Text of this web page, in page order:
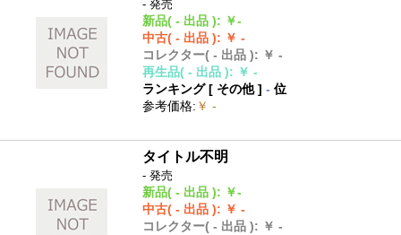
- 発売
新品( - 出品 ): ￥-
中古( - 出品 ): ￥ -
コレクター( - 出品 ): ￥ -
再生品( - 出品 ): ￥ -
ランキング [ その他]- 位
参考価格: ￥ -
タイトル不明
- 発売
新品( - 出品 ): ￥-
中古( - 出品 ): ￥ -
コレクター( - 出品 ): ￥ -